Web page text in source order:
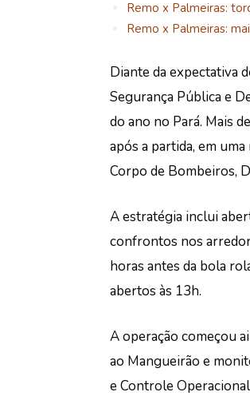
Remo x Palmeiras:
Remo x Palmeiras:
Diante da expectativa
Segurança Pública e
do ano no Pará. Mais
após a partida, em
Corpo de Bombeiros,
A estratégia inclui
confrontos nos
horas antes da bola
abertos às 13h.
A operação começou
ao Mangueirão e
e Controle